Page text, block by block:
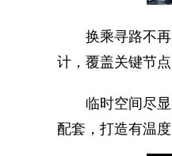
换乘寻路不再“
计，覆盖关键节
临时空间尽显
配套，打造有温